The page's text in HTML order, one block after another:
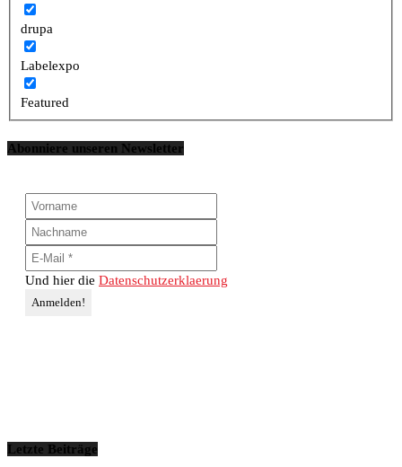
drupa
Labelexpo
Featured
Abonniere unseren Newsletter
Und hier die Datenschutzerklaerung
Letzte Beiträge